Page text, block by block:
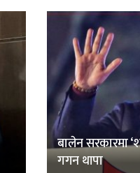
बालेन सरकारमा
गगन थापा